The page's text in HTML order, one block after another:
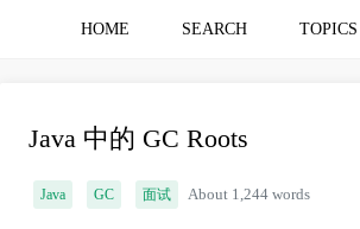
HOME SEARCH TOPICS
Java 中的 GC Roots
Java GC 面试 About 1,244 words